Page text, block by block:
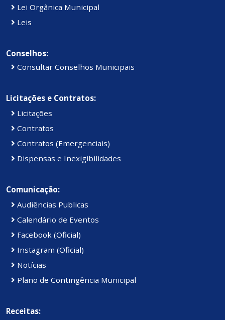
Lei Orgânica Municipal
Leis
Conselhos:
Consultar Conselhos Municipais
Licitações e Contratos:
Licitações
Contratos
Contratos (Emergenciais)
Dispensas e Inexigibilidades
Comunicação:
Audiências Publicas
Calendário de Eventos
Facebook (Oficial)
Instagram (Oficial)
Notícias
Plano de Contingência Municipal
Receitas: